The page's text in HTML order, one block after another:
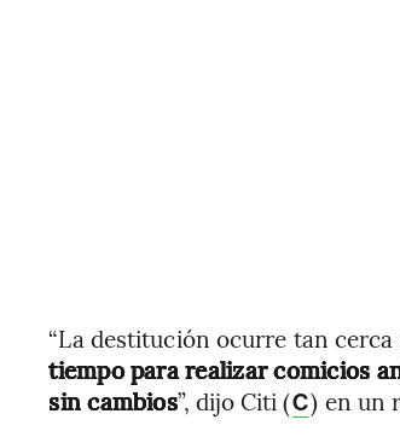
“La destitución ocurre tan
tiempo para realizar comicios
sin cambios”, dijo Citi (C) en un